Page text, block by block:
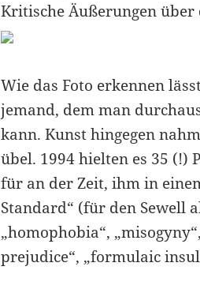
Kritische Äußerungen über
Wie das Foto erkennen
jemand, dem man
kann. Kunst hingegen
übel. 1994 hielten es 35 (!)
für an der Zeit, ihm in
Standard“ (für den Sewell
„homophobia“,
prejudice“, „formulaic